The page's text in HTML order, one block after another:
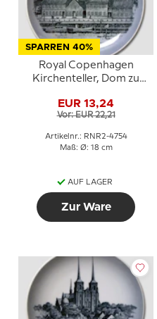
SPARREN 40%
Royal Copenhagen
Kirchenteller, Dom zu
EUR 13,24
Vor: EUR 22,21
Artikelnr.: RNR2-4754
Maß: Ø: 18 cm
AUF LAGER
Zur Ware